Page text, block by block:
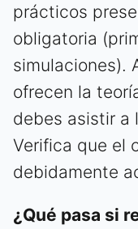
prácticos
obligatoria
simulaciones).
ofrecen la
debes asistir a
Verifica que el
debidamente
¿Qué pasa si